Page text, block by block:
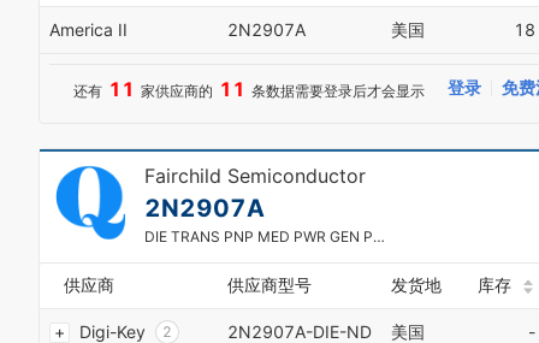
America II 2N2907A 美国 18
还有 11 家供应商的 11 条数据需要登录后才会显示 登录 免
Fairchild Semiconductor
2N2907A
DIE TRANS PNP MED PWR GEN PURP
供应商 供应商型号 发货地 库存
Digi-Key
2
6
7
8
2
2N2907A-DIE-ND 美国 -